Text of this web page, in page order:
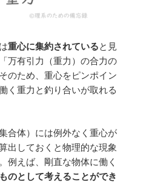
重心に集約されていると見
万有引力（重力）の合力の
のため、重心をピンポイン
く重力と釣り合いが取れる
合体）には例外なく重心が
出しておくと物理的な現象
例えば、剛直な物体に働く
のとして考えることができ